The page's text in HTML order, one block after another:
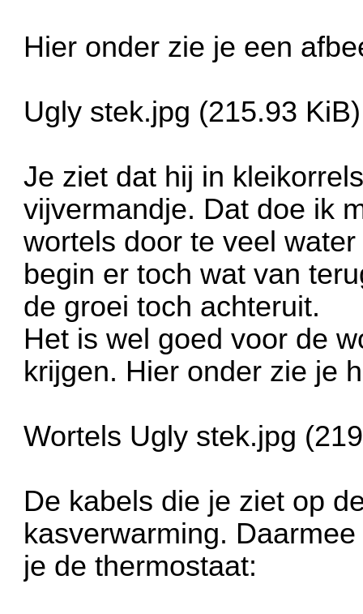
Hier onder zie je een
Ugly stek.jpg (215.93
Je ziet dat hij in
vijvermandje. Dat doe ik
wortels door te veel
begin er toch wat van
de groei toch achteruit.
Het is wel goed voor de
krijgen. Hier onder zie je
Wortels Ugly stek.jpg
De kabels die je ziet op
kasverwarming.
je de thermostaat: